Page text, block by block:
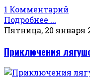
1 Комментарий
Подробнее ...
Пятница, 20 января
Приключения